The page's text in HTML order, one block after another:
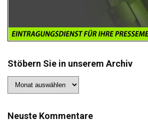
Stöbern Sie in unserem Archiv
Sie
Archiv
Neuste Kommentare